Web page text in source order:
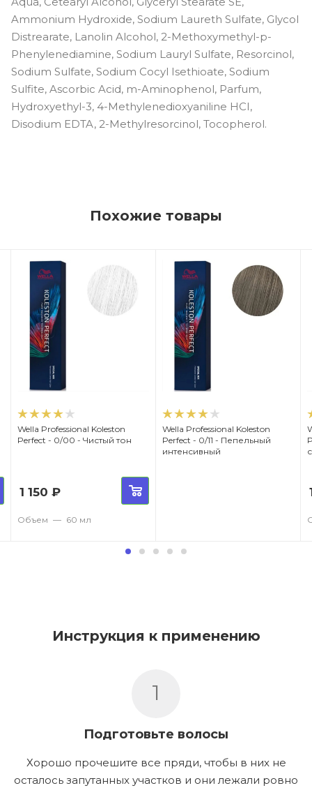
Ammonium Hydroxide, Sodium Laureth Sulfate, Glycol
Distrearate, Lanolin Alcohol, 2-Methoxymethyl-p-
Phenylenediamine, Sodium Lauryl Sulfate, Resorcinol,
Sodium Sulfate, Sodium Cocyl Isethioate, Sodium
Sulfite, Ascorbic Acid, m-Aminophenol, Parfum,
Hydroxyethyl-3, 4-Methylenedioxyaniline HCI,
Disodium EDTA, 2-Methylresorcinol, Tocopherol.
Похожие товары
Wella Professional Koleston
Perfect - 0/00 - Чистый тон
1 150 ₽
Объем — 60 мл
Wella Professional Koleston
Perfect - 0/11 - Пепельный
интенсивный
Инструкция к применению
1
Подготовьте волосы
Хорошо прочешите все пряди, чтобы в них не
осталось запутанных участков и они лежали ровно